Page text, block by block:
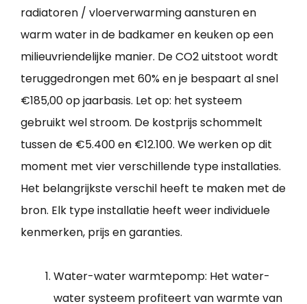
radiatoren / vloerverwarming aansturen en
warm water in de badkamer en keuken op een
milieuvriendelijke manier. De CO2 uitstoot wordt
teruggedrongen met 60% en je bespaart al snel
€185,00 op jaarbasis. Let op: het systeem
gebruikt wel stroom. De kostprijs schommelt
tussen de €5.400 en €12.100. We werken op dit
moment met vier verschillende type installaties.
Het belangrijkste verschil heeft te maken met de
bron. Elk type installatie heeft weer individuele
kenmerken, prijs en garanties.
Water-water warmtepomp: Het water-
water systeem profiteert van warmte van